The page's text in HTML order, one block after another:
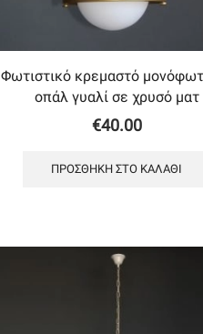
Φωτιστικό κρεμαστό
οπάλ γυαλί σε χρυσό ματ
€40.00
ΠΡΟΣΘΉΚΗ ΣΤΟ ΚΑΛΆΘΙ